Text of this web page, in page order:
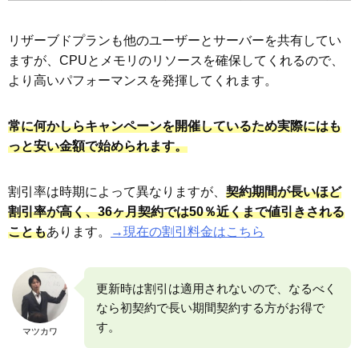
リザーブドプランも他のユーザーとサーバーを共有してい
ますが、CPUとメモリのリソースを確保してくれるので、
より高いパフォーマンスを発揮してくれます。
常に何かしらキャンペーンを開催しているため実際にはも
っと安い金額で始められます。
割引率は時期によって異なりますが、 契約期間が長いほど
割引率が高く、36ヶ月契約では50％近くまで値引きされる
こともあります。 →現在の割引料金はこちら
マツカワ
更新時は割引は適用されないので、なるべく
なら初契約で長い期間契約する方がお得で
す。